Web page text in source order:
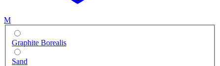
M
Graphite Borealis
Sand